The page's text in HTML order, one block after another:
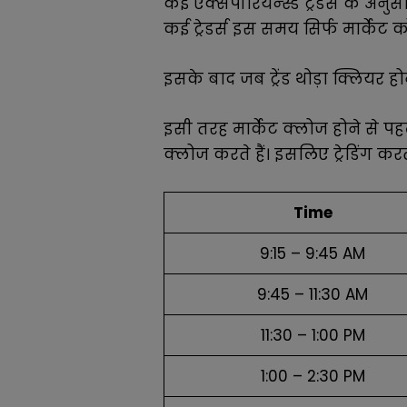
कई ट्रेडर्स इस समय सिर्फ मार्केट
इसके बाद जब ट्रेंड थोड़ा क्लियर
इसी तरह मार्केट क्लोज होने से
क्लोज करते हैं। इसलिए ट्रेडिंग
Time
9:15 – 9:45 AM
9:45 – 11:30 AM
11:30 – 1:00 PM
1:00 – 2:30 PM